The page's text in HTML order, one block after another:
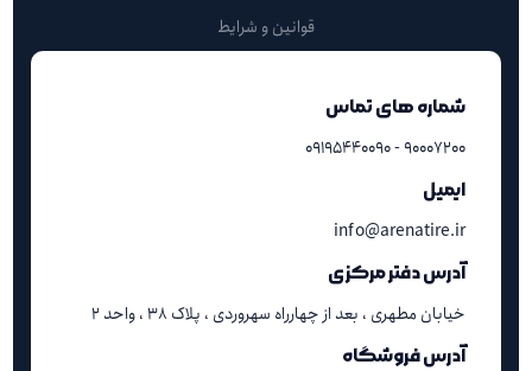
قوانین و شرایط
شماره های تماس
۹۰۰۰۷۲۰۰ - ۰۹۱۹۵۴۴۰۰۹۰
ایمیل
info@arenatire.ir
آدرس دفتر مرکزی
خیابان مطهری ، بعد از چهارراه سهروردی ، پلاک ۳۸ ، واحد ۲
آدرس فروشگاه